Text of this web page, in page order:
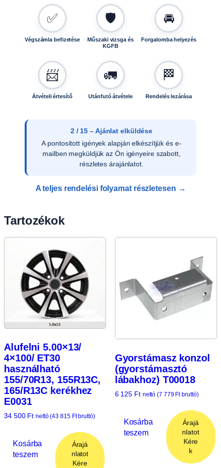
✅
Végszámla befizetése
🛡️
Műszaki vizsga és
KGFB
🚘
Forgalomba helyezés
📨
Átvételi értesítő
🚛
Utánfutó átvétele
🏁
Rendelés lezárása
3 / 15 – Ajánlat elfogadása
Az ajánlat írásos elfogadását követően
ellenőrizzük a vevői adatokat, és rendelését
rögzítjük rendszerünkben.
A teljes rendelési folyamat részletesen →
Tartozékok
Alufelni 5.00×13/
4×100/ ET30
használható
155/70R13, 155R13C,
165/R13C kerékhez
E0031
34 500 Ft nettó (43 815 Ftbruttó)
Kosárba
teszem
Árajá
nlatot
Kére
Gyorstámasz konzol
(gyorstámasztó
lábakhoz) T00018
6 125 Ft nettó (7 779 Ftbruttó)
Kosárba
teszem
Árajá
nlatot
Kére
k